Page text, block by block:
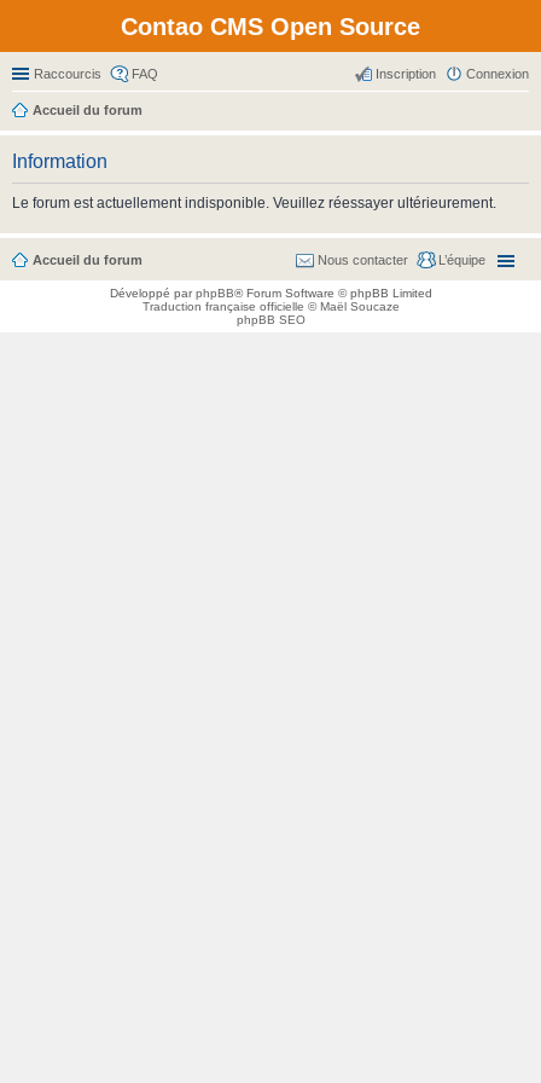
Contao CMS Open Source
Raccourcis FAQ Connexion
Inscription
Accueil du forum
Information
Le forum est actuellement indisponible. Veuillez réessayer ultérieurement.
Accueil du forum L’équipe
Nous contacter
Développé parphpBB® Forum Software © phpBB Limited
Traduction française officielle ©Maël Soucaze
phpBB SEO